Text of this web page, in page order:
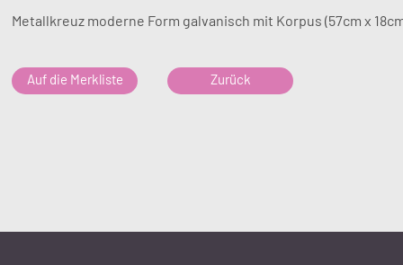
Metallkreuz moderne Form galvanisch mit Korpus (57cm x
Auf die Merkliste Zurück